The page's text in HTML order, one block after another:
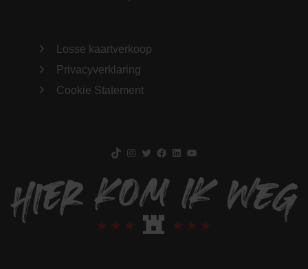
Losse kaartverkoop
Privacyverklaring
Cookie Statement